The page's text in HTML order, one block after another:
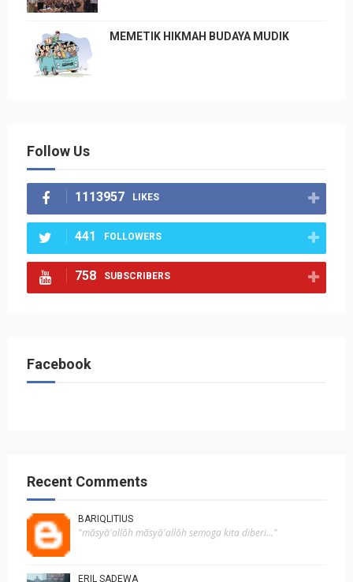
MEMETIK HIKMAH BUDAYA MUDIK
Follow Us
1113957 LIKES
441 FOLLOWERS
758 SUBSCRIBERS
Facebook
Recent Comments
BARIQLITIUS
"mãsyā'allõh mãsyā'allõh semoga kita diberi..."
ERIL SADEWA